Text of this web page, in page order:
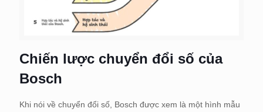
Chiến lược chuyển đổi số của
Bosch
Khi nói về chuyển đổi số, Bosch được xem là một hình mẫu